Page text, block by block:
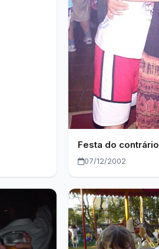
Festa do contrário
07/12/2002